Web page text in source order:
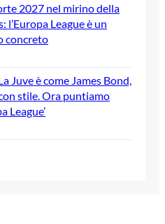
2027 nel mirino della
l’Europa League è un
concreto
Juve è come James Bond,
stile. Ora puntiamo
League’